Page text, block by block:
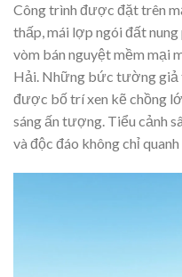
Công trình được đặt trên
thấp, mái lợp ngói đất
vòm bán nguyệt mềm mại
Hải. Những bức tường giả
được bố trí xen kẽ chồng
sáng ấn tượng. Tiểu cảnh
và độc đáo không chỉ